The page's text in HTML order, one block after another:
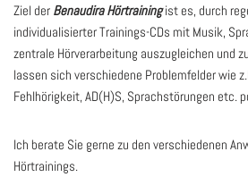
Ziel der Benaudira Hörtrainingist es, durch
individualisierter Trainings-CDs mit Musik,
zentrale Hörverarbeitung auszugleichen und
lassen sich verschiedene Problemfelder wie
Fehlhörigkeit, AD(H)S, Sprachstörungen etc.
Ich berate Sie gerne zu den verschiedenen
Hörtrainings.